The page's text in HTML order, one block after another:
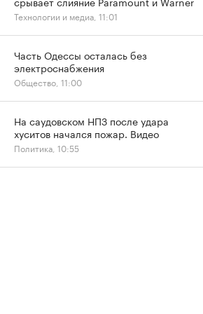
Технологии и медиа, 11:01
Часть Одессы осталась без
электроснабжения
Общество, 11:00
На саудовском НПЗ после удара
хуситов начался пожар. Видео
Политика, 10:55